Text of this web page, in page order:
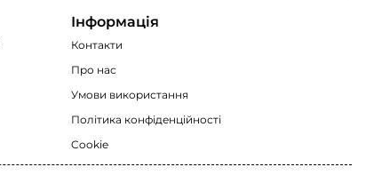
Інформація
Контакти
Про нас
Умови використання
Політика конфіденційності
Cookie